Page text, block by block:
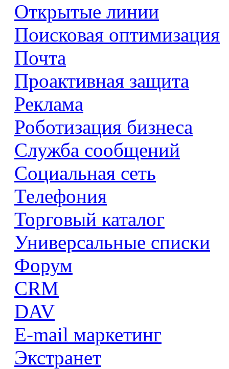
Открытые линии
Поисковая оптимизация
Почта
Проактивная защита
Реклама
Роботизация бизнеса
Служба сообщений
Социальная сеть
Телефония
Торговый каталог
Универсальные списки
Форум
CRM
DAV
E-mail маркетинг
Экстранет